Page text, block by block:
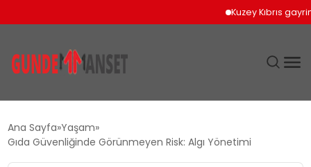
Kuzey Kıbrıs
Ana Sayfa Yaşam
Gıda Güvenliğinde Görünmeyen Risk: Algı Yönetimi